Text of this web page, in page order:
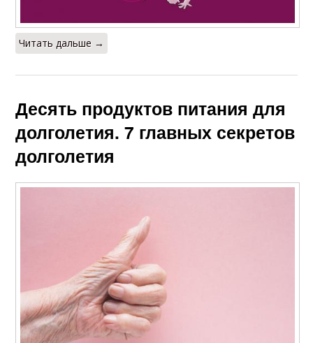
Читать дальше →
Десять продуктов питания для
долголетия. 7 главных секретов
долголетия